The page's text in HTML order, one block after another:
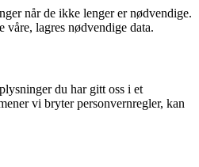
når de ikke lenger er nødvendige.
våre, lagres nødvendige data.
du har gitt oss i et
vi bryter personvernregler, kan